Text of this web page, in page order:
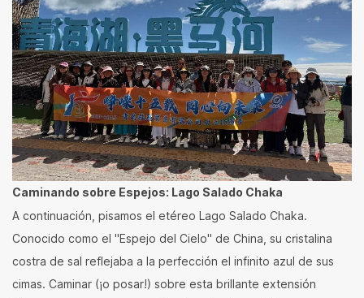
Caminando sobre Espejos: Lago Salado Chaka
A continuación, pisamos el etéreo Lago Salado Chaka.
Conocido como el "Espejo del Cielo" de China, su cristalina
costra de sal reflejaba a la perfección el infinito azul de sus
cimas. Caminar (¡o posar!) sobre esta brillante extensión